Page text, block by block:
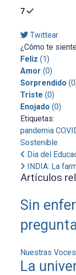
7
Twittear
¿Cómo te
Feliz (1)
Amor (0)
Sorprendido (0
Triste (0)
Enojado (0)
Etiquetas:
pandemia
Sostenible
Dia del
INDIA: La
Artículos
Sin
Nuestras Voces
La